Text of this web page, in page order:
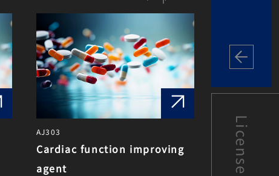
AJ303
Cardiac function improving
agent
AJ302
Method
prognosis
License